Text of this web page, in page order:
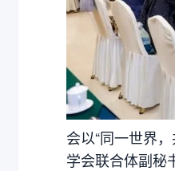
会以“同一世界
学会联合体副秘